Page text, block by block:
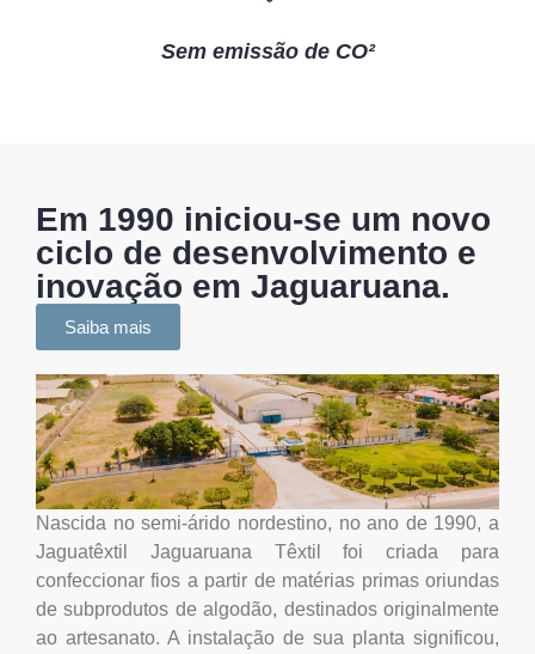
Sem emissão de CO²
Em 1990 iniciou-se um novo
ciclo de desenvolvimento e
inovação em Jaguaruana.
Saiba mais
Nascida no semi-árido nordestino, no ano de 1990, a
Jaguatêxtil Jaguaruana Têxtil foi criada para
confeccionar fios a partir de matérias primas oriundas
de subprodutos de algodão, destinados originalmente
ao artesanato. A instalação de sua planta significou,